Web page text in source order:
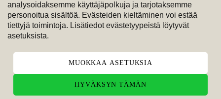
analysoidaksemme käyttäjäpolkuja ja tarjotaksemme
personoitua sisältöä. Evästeiden kieltäminen voi estää
tiettyjä toimintoja. Lisätiedot evästetyypeistä löytyvät
asetuksista.
MUOKKAA ASETUKSIA
HYVÄKSYN TÄMÄN
Maksutavat
M
Seuraa meitä